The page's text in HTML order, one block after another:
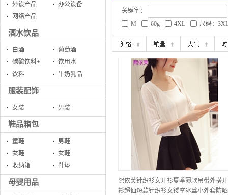
外设产品
办公设备
网络产品
酒水饮品
白酒
葡萄酒
碳酸饮料+
饮用水
饮料
牛奶乳品
服装配饰
女装 男装
鞋品箱包
童鞋
男鞋
女鞋
女鞋
收纳箱
鞋垫
母婴用品
关键字：
M
60g 4XL 尺码：
熙依芙针织衫女开衫夏季薄款吊带外搭开
衫超仙短款针织衫女镂空冰丝小外套防晒